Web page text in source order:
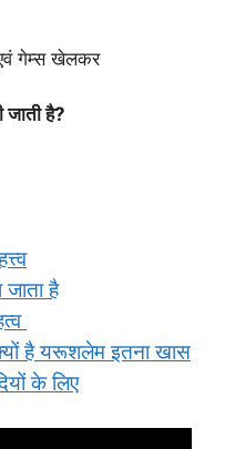
एवं गेम्स खेलकर
जाती है?
जाता है
है यरूशलेम इतना खास
के लिए